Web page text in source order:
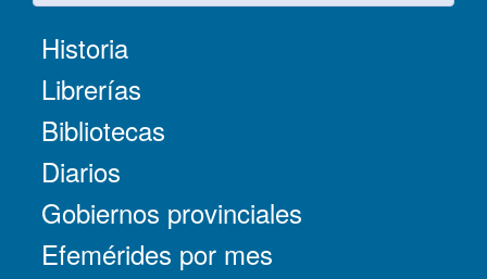
Historia
Librerías
Bibliotecas
Diarios
Gobiernos provinciales
Efemérides por mes